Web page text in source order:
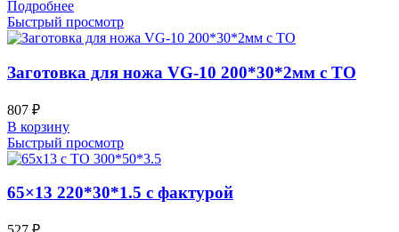
Подробнее
Быстрый просмотр
Заготовка для ножа VG-10 200*30*2мм с ТО
807 ₽
В корзину
Быстрый просмотр
65×13 220*30*1.5 с фактурой